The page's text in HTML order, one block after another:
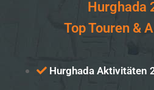
Hurghada
Top Touren &
Hurghada Aktivitäten